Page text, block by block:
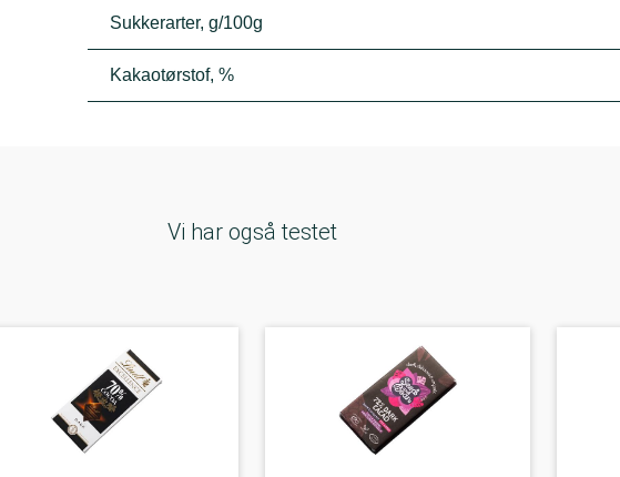
Sukkerarter, g/100g
Kakaotørstof, %
Vi har også testet